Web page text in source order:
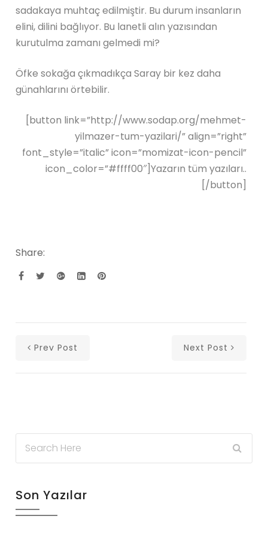
sadakaya muhtaç edilmiştir. Bu durum insanların
elini, dilini bağlıyor. Bu lanetli alın yazısından
kurutulma zamanı gelmedi mi?
Öfke sokağa çıkmadıkça Saray bir kez daha
günahlarını örtebilir.
[button link=”http://www.sodap.org/mehmet-
yilmazer-tum-yazilari/” align=”right”
font_style=”italic” icon=”momizat-icon-pencil”
icon_color=”#ffff00″]Yazarın tüm yazıları..
[/button]
Share:
Prev Post Next Post
Son Yazılar